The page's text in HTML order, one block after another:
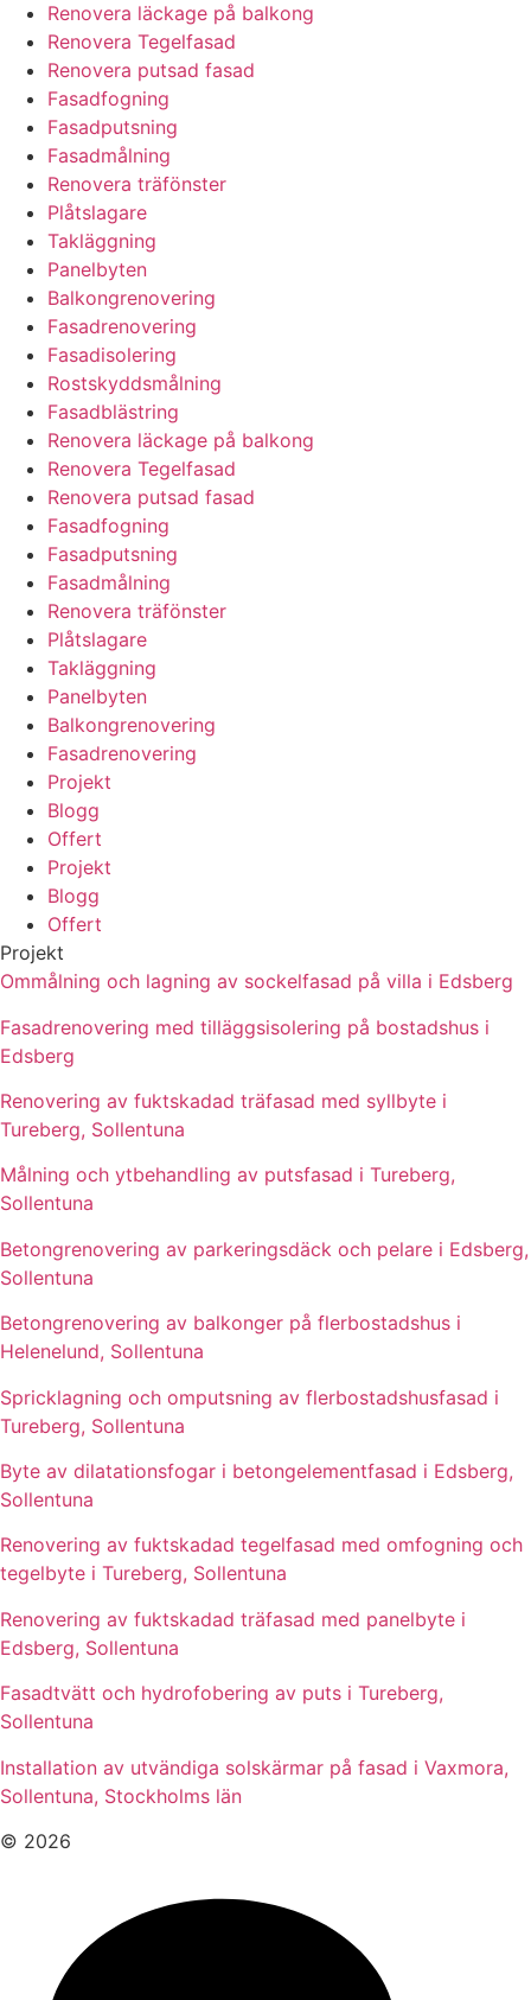
Renovera läckage på balkong
Renovera Tegelfasad
Renovera putsad fasad
Fasadfogning
Fasadputsning
Fasadmålning
Renovera träfönster
Plåtslagare
Takläggning
Panelbyten
Balkongrenovering
Fasadrenovering
Fasadisolering
Rostskyddsmålning
Fasadblästring
Renovera läckage på balkong
Renovera Tegelfasad
Renovera putsad fasad
Fasadfogning
Fasadputsning
Fasadmålning
Renovera träfönster
Plåtslagare
Takläggning
Panelbyten
Balkongrenovering
Fasadrenovering
Projekt
Blogg
Offert
Projekt
Blogg
Offert
Projekt
Ommålning och lagning av sockelfasad på villa i Edsberg
Fasadrenovering med tilläggsisolering på bostadshus i
Edsberg
Renovering av fuktskadad träfasad med syllbyte i
Tureberg, Sollentuna
Målning och ytbehandling av putsfasad i Tureberg,
Sollentuna
Betongrenovering av parkeringsdäck och pelare i Edsberg,
Sollentuna
Betongrenovering av balkonger på flerbostadshus i
Helenelund, Sollentuna
Spricklagning och omputsning av flerbostadshusfasad i
Tureberg, Sollentuna
Byte av dilatationsfogar i betongelementfasad i Edsberg,
Sollentuna
Renovering av fuktskadad tegelfasad med omfogning och
tegelbyte i Tureberg, Sollentuna
Renovering av fuktskadad träfasad med panelbyte i
Edsberg, Sollentuna
Fasadtvätt och hydrofobering av puts i Tureberg,
Sollentuna
Installation av utvändiga solskärmar på fasad i Vaxmora,
Sollentuna, Stockholms län
© 2026